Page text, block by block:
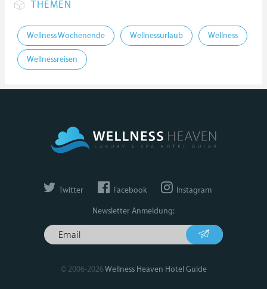
THEMEN
Wellness Wochenende Wellnessurlaub Wellness
Wellnessreisen
Twitter Facebook Instagram
Newsletter Anmeldung:
© 2006-2026Wellness Heaven Hotel Guide